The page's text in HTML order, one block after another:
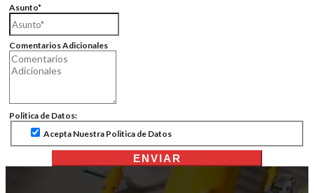
Asunto*
Comentarios Adicionales
Politica de Datos:
Acepta Nuestra Politica de Datos
ENVIAR